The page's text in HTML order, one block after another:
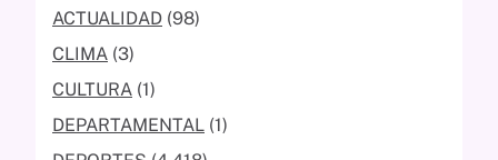
ACTUALIDAD (98)
CLIMA (3)
CULTURA (1)
DEPARTAMENTAL (1)